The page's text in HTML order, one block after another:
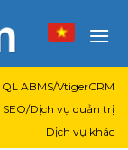
ABMS/VtigerCRM
SEO/Dịch vụ quản trị
Dịch vụ khác